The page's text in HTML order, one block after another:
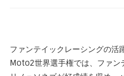
ファンテイックレーシングの活
Moto2世界選手権では、ファン